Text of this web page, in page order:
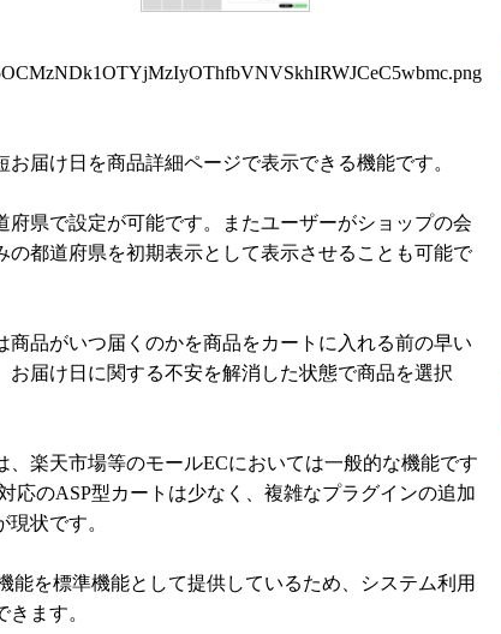
届け日を商品詳細ページで表示できる機能です。
府県で設定が可能です。またユーザーがショップの会
の都道府県を初期表示として表示させることも可能で
商品がいつ届くのかを商品をカートに入れる前の早い
届け日に関する不安を解消した状態で商品を選択
楽天市場等のモールECにおいては一般的な機能です
応のASP型カートは少なく、複雑なプラグインの追加
状です。
能を標準機能として提供しているため、システム利用
ます。